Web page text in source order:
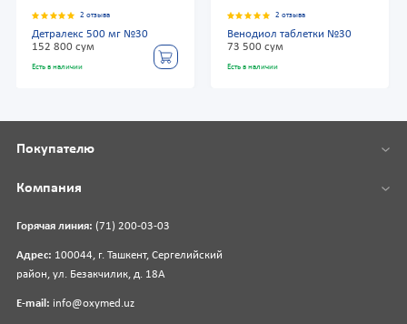
2 отзыва
Детралекс 500 мг №30
152 800 сум
Есть в наличии
2 отзыва
Венодиол таблетки №30
73 500 сум
Есть в наличии
Горячая линия: (71) 200-03-03
Адрес: 100044, г. Ташкент, Сергелийский
район, ул. Безакчилик, д. 18А
E-mail: info@oxymed.uz
Покупателю
Компания